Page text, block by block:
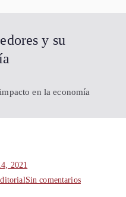
Comercio
Shanghái
China
y su
en la economía
2021
Sin comentariosen